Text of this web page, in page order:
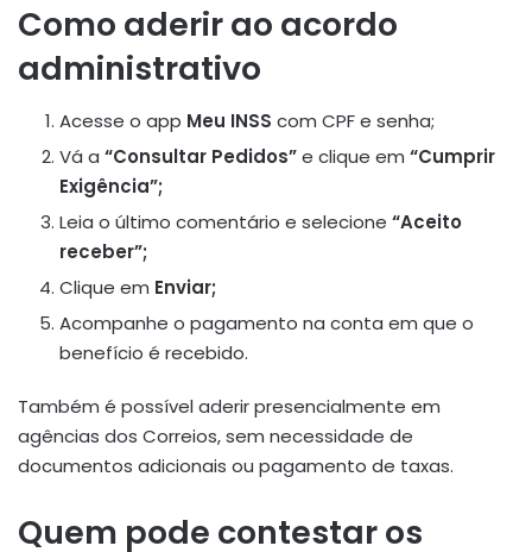
Como aderir ao acordo
administrativo
Acesse o app Meu INSS com CPF e senha;
Vá a “Consultar Pedidos”e clique em “Cumprir
Exigência”;
Leia o último comentário e selecione “Aceito
receber”;
Clique em Enviar;
Acompanhe o pagamento na conta em que o
benefício é recebido.
Também é possível aderir presencialmente em
agências dos Correios, sem necessidade de
documentos adicionais ou pagamento de taxas.
Quem pode contestar os